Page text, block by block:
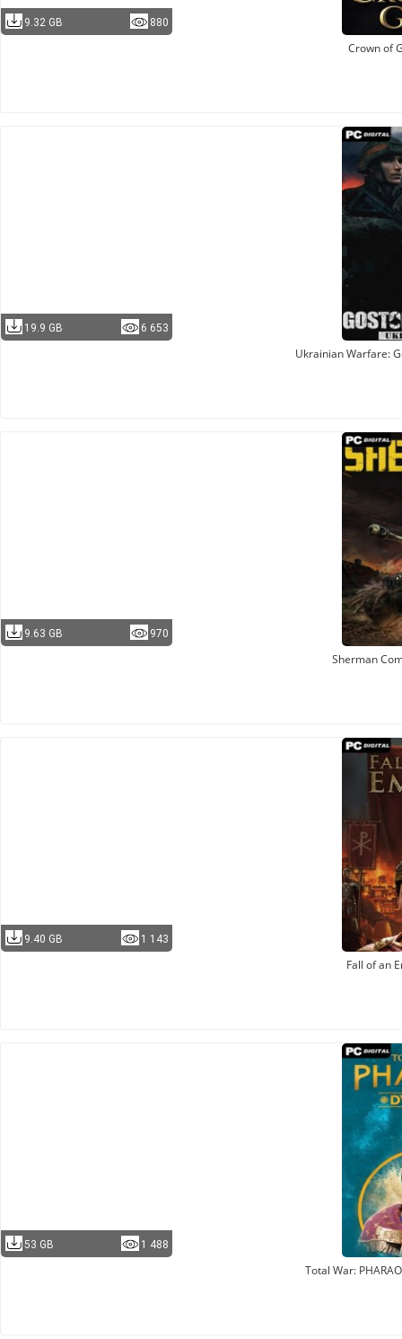
9.32 GB 880
Crown of
19.9 GB 6 653
Ukrainian Warfare:
9.63 GB 970
Sherman
9.40 GB 1 143
Fall of an
53 GB 1 488
Total War: